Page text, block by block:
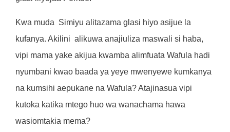
Kwa muda Simiyu alitazama glasi hiyo asijue la
kufanya. Akilini alikuwa anajiuliza maswali si haba,
vipi mama yake akijua kwamba alimfuata Wafula hadi
nyumbani kwao baada ya yeye mwenyewe kumkanya
na kumsihi aepukane na Wafula? Atajinasua vipi
kutoka katika mtego huo wa wanachama hawa
wasiomtakia mema?